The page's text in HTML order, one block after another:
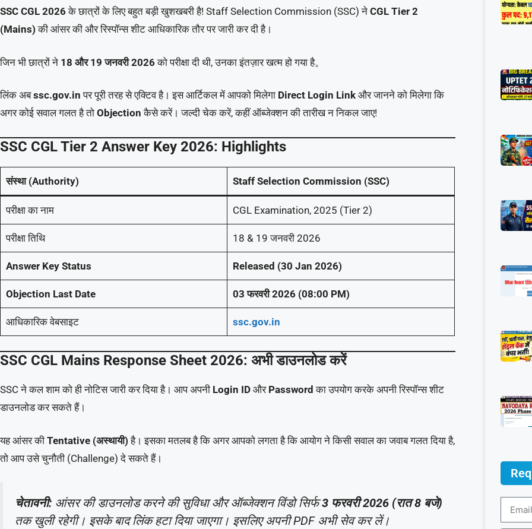
SSC CGL 2026के छात्रों के लिए बहुत बड़ी खुशखबरी है! Staff Selection Commission (SSC) ने CGL Tier 2
(Mains) की आंसर की और रिस्पॉन्स शीट आधिकारिक तौर पर जारी कर दी है।
जिन भी छात्रों ने 18 और 19 जनवरी 2026को परीक्षा दी थी, उनका इंतज़ार खत्म हो गया है。
लिंक अबssc.gov.in पर पूरी तरह से एक्टिव है। इस आर्टिकल में आपको मिलेगा Direct Login Link और जानने को मिलेगा कि
अगर कोई सवाल गलत है तो Objection कैसे करें। जल्दी चेक करें, कहीं ऑब्जेक्शन की तारीख न निकल जाए!
SSC CGL Tier 2 Answer Key 2026: Highlights
संस्था (Authority) Staff Selection Commission (SSC)
परीक्षा का नाम CGL Examination, 2025 (Tier 2)
परीक्षा तिथि 18 & 19 जनवरी 2026
Answer Key Status Released (30 Jan 2026)
Objection Last Date 03 फरवरी 2026 (08:00 PM)
आधिकारिक वेबसाइट ssc.gov.in
SSC CGL Mains Response Sheet 2026: अभी डाउनलोड करें
SSC ने कल शाम को ही नोटिस जारी कर दिया है। आप अपनी Login ID और Password का उपयोग करके अपनी रिस्पॉन्स शीट
डाउनलोड कर सकते हैं।
यह आंसर की Tentative (अस्थायी) है। इसका मतलब है कि अगर आपको लगता है कि आयोग ने किसी सवाल का जवाब गलत दिया है,
तो आप उसे चुनौती (Challenge) दे सकते हैं।
चेतावनी: आंसर की डाउनलोड करने की सुविधा और ऑब्जेक्शन विंडो सिर्फ3 फरवरी 2026 (रात 8 बजे)
तक खुली रहेगी। इसके बाद लिंक हटा दिया जाएगा। इसलिए अपनी PDF अभी सेव कर लें।